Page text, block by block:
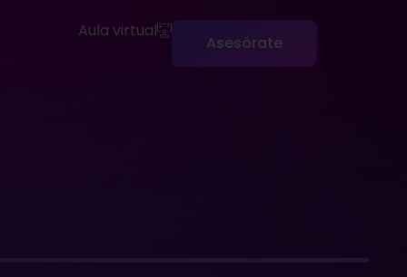
Aula virtual
Asesórate